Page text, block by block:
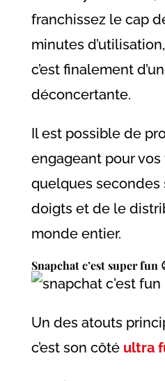
franchissez le cap
minutes
c’est finalement
déconcertante.
Il est possible de
engageant pour
quelques secondes
doigts et de le
monde entier.
Snapchat c’est super fun
Un des atouts
c’est son côté ultra